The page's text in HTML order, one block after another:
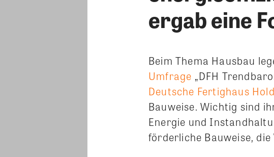
ergab eine
Beim Thema Hausbau
Umfrage „DFH
Deutsche Fertighaus
Bauweise. Wichtig sind
Energie und
förderliche Bauweise,